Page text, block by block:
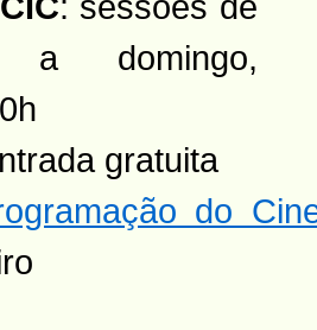
a domingo,
gratuita
do